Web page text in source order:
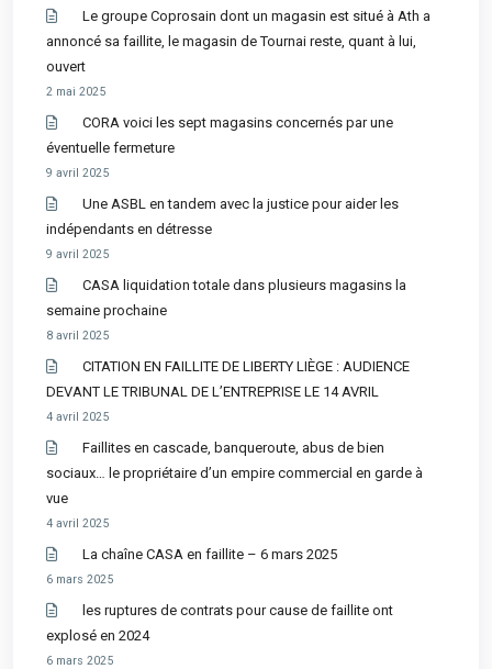
Le groupe Coprosain dont un magasin est situé à Ath a
annoncé sa faillite, le magasin de Tournai reste, quant à lui,
ouvert
2 mai 2025
CORA voici les sept magasins concernés par une
éventuelle fermeture
9 avril 2025
Une ASBL en tandem avec la justice pour aider les
indépendants en détresse
9 avril 2025
CASA liquidation totale dans plusieurs magasins la
semaine prochaine
8 avril 2025
CITATION EN FAILLITE DE LIBERTY LIÈGE : AUDIENCE
DEVANT LE TRIBUNAL DE L’ENTREPRISE LE 14 AVRIL
4 avril 2025
Faillites en cascade, banqueroute, abus de bien
sociaux… le propriétaire d’un empire commercial en garde à
vue
4 avril 2025
La chaîne CASA en faillite – 6 mars 2025
6 mars 2025
les ruptures de contrats pour cause de faillite ont
explosé en 2024
6 mars 2025